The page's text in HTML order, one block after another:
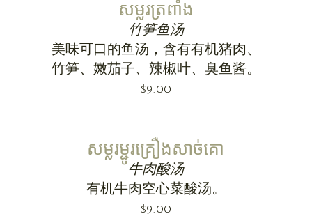
សម្លរត្រពាំង
竹笋鱼汤
美味可口的鱼汤，含有有机猪肉、
竹笋、嫩茄子、辣椒叶、臭鱼酱。
$9.00
សម្លរម្ជូរគ្រឿងសាច់គោ
牛肉酸汤
有机牛肉空心菜酸汤。
$9.00